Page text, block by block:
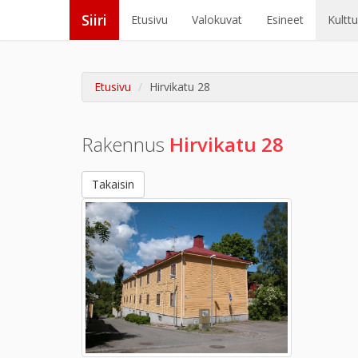
Siiri Etusivu Valokuvat Esineet
Etusivu Hirvikatu 28
Rakennus Hirvikatu 28
Takaisin